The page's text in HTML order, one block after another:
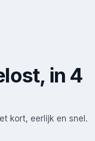
in 4
kort, eerlijk en snel.